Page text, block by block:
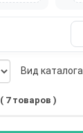
Bид каталога
( 7 товаров )